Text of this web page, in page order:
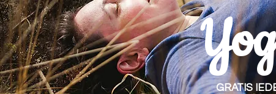
GRATIS